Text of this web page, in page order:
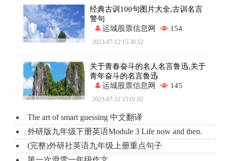
经典古训100句图片大全,古训名言
警句
运城股票信息网
154
2023-07-12 15:30:52
关于青春奋斗的名人名言鲁迅,关于
青年奋斗的名言鲁迅
运城股票信息网
145
2023-07-12 15:01:02
The art of smart guessing 中文翻译
外研版九年级下册英语Module 3 Life now and then.
(完整)外研社英语九年级上册重点句子